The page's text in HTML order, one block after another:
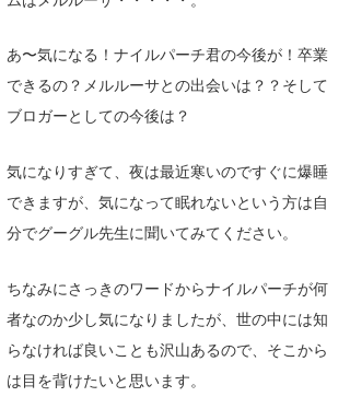
あ〜気になる！ナイルパーチ君の今後が！卒業
できるの？メルルーサとの出会いは？？そして
ブロガーとしての今後は？
気になりすぎて、夜は最近寒いのですぐに爆睡
できますが、気になって眠れないという方は自
分でグーグル先生に聞いてみてください。
ちなみにさっきのワードからナイルパーチが何
者なのか少し気になりましたが、世の中には知
らなければ良いことも沢山あるので、そこから
は目を背けたいと思います。